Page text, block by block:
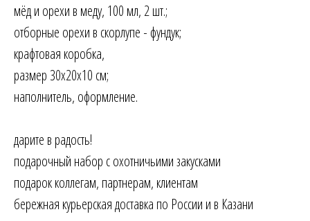
мёд и орехи в меду, 100 мл, 2 шт.;
отборные орехи в скорлупе - фундук;
крафтовая коробка,
размер 30х20х10 см;
наполнитель, оформление.
дарите в радость!
подарочный набор с охотничьими закусками
подарок коллегам, партнерам, клиентам
бережная курьерская доставка по России и в Казани